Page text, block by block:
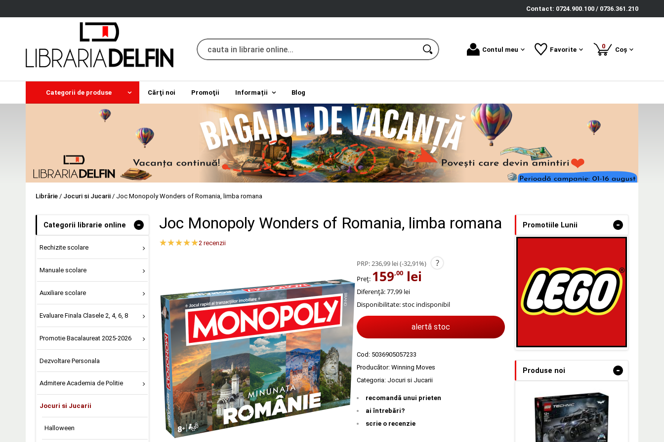
Contact: 0724.900.100 / 0736.361.210
Contul meu Favorite 0produse
Coș
Categorii de produse Cărţi noi Promoţii Informații Blog
Librărie / Jocuri si Jucarii / Joc Monopoly Wonders of Romania, limba romana
Categorii librarie online -
Rechizite scolare
Manuale scolare
Auxiliare scolare
Evaluare Finala Clasele 2, 4, 6, 8
Promotie Bacalaureat 2025-2026
Dezvoltare Personala
Admitere Academia de Politie
Jocuri si Jucarii
Halloween
Joc Monopoly Wonders of Romania, limba romana
2 recenzii
PRP:236,99 lei(-32,91%) ?
Preț: 159,00 lei
Diferență: 77,99 lei
Disponibilitate:stoc indisponibil
alertă stoc
Cod: 5036905057233
Producător: Winning Moves
Categoria: Jocuri si Jucarii
recomandă unui prieten
ai întrebări?
scrie o recenzie
Promotiile Lunii -
Produse noi -